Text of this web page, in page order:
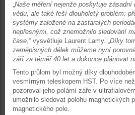
„Naše měření nejenže poskytuje zásadní
vědu, ale také řeší dlouholetý problém:
systémy založené na zastaralých
nepřesnými, což znemožnilo sledování
čase,“ vysvětluje Laurent Lamy. „Díky
zeměpisných délek můžeme nyní
září za téměř 40 let a dokonce plánovat
Tento průlom byl možný díky
vesmírným teleskopem HST. Po více
pozoroval jeho polární záře v
umožnilo sledovat polohu magnetických
magnetického pole.